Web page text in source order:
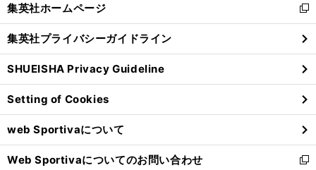
閉
る
集英社ホームページ
新
し
い
ウ
ィ
ン
ド
ウ
で
開
く
集英社プライバシーガイドライン
SHUEISHA Privacy Guideline
Setting of Cookies
web Sportivaについて
Web Sportivaについてのお問い合わせ
新